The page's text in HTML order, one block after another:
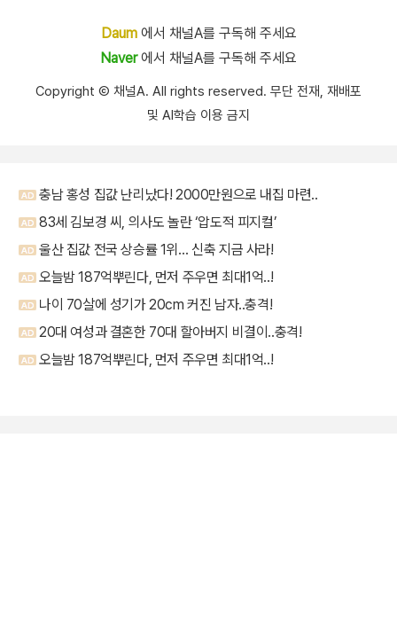
Daum에서 채널A를 구독해 주세요
Naver에서 채널A를 구독해 주세요
Copyright Ⓒ 채널A. All rights reserved. 무단 전재, 재배포
및 AI학습 이용 금지